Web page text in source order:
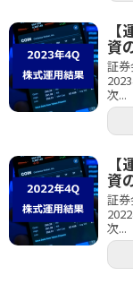
資
証券
次...
資
証券
次...